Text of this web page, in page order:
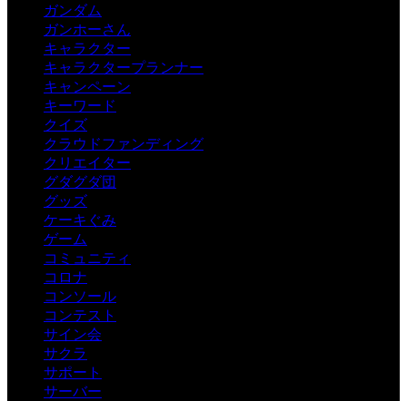
ガンダム
ガンホーさん
キャラクター
キャラクタープランナー
キャンペーン
キーワード
クイズ
クラウドファンディング
クリエイター
グダグダ団
グッズ
ケーキぐみ
ゲーム
コミュニティ
コロナ
コンソール
コンテスト
サイン会
サクラ
サポート
サーバー